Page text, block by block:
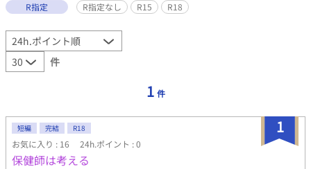
R指定
R指定なし R15 R18
件
1 件
1
短編 完結 R18
お気に入り : 16 24h.ポイント : 0
保健師は考える